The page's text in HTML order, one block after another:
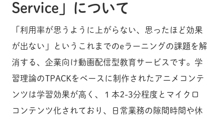
Service」について
「利用率が思うように上がらない、思ったほど効果
が出ない」というこれまでのeラーニングの課題を解
消する、企業向け動画配信型教育サービスです。学
習理論のTPACKをベースに制作されたアニメコンテ
ンツは学習効果が高く、１本2-3分程度とマイクロ
コンテンツ化されており、日常業務の隙間時間や休